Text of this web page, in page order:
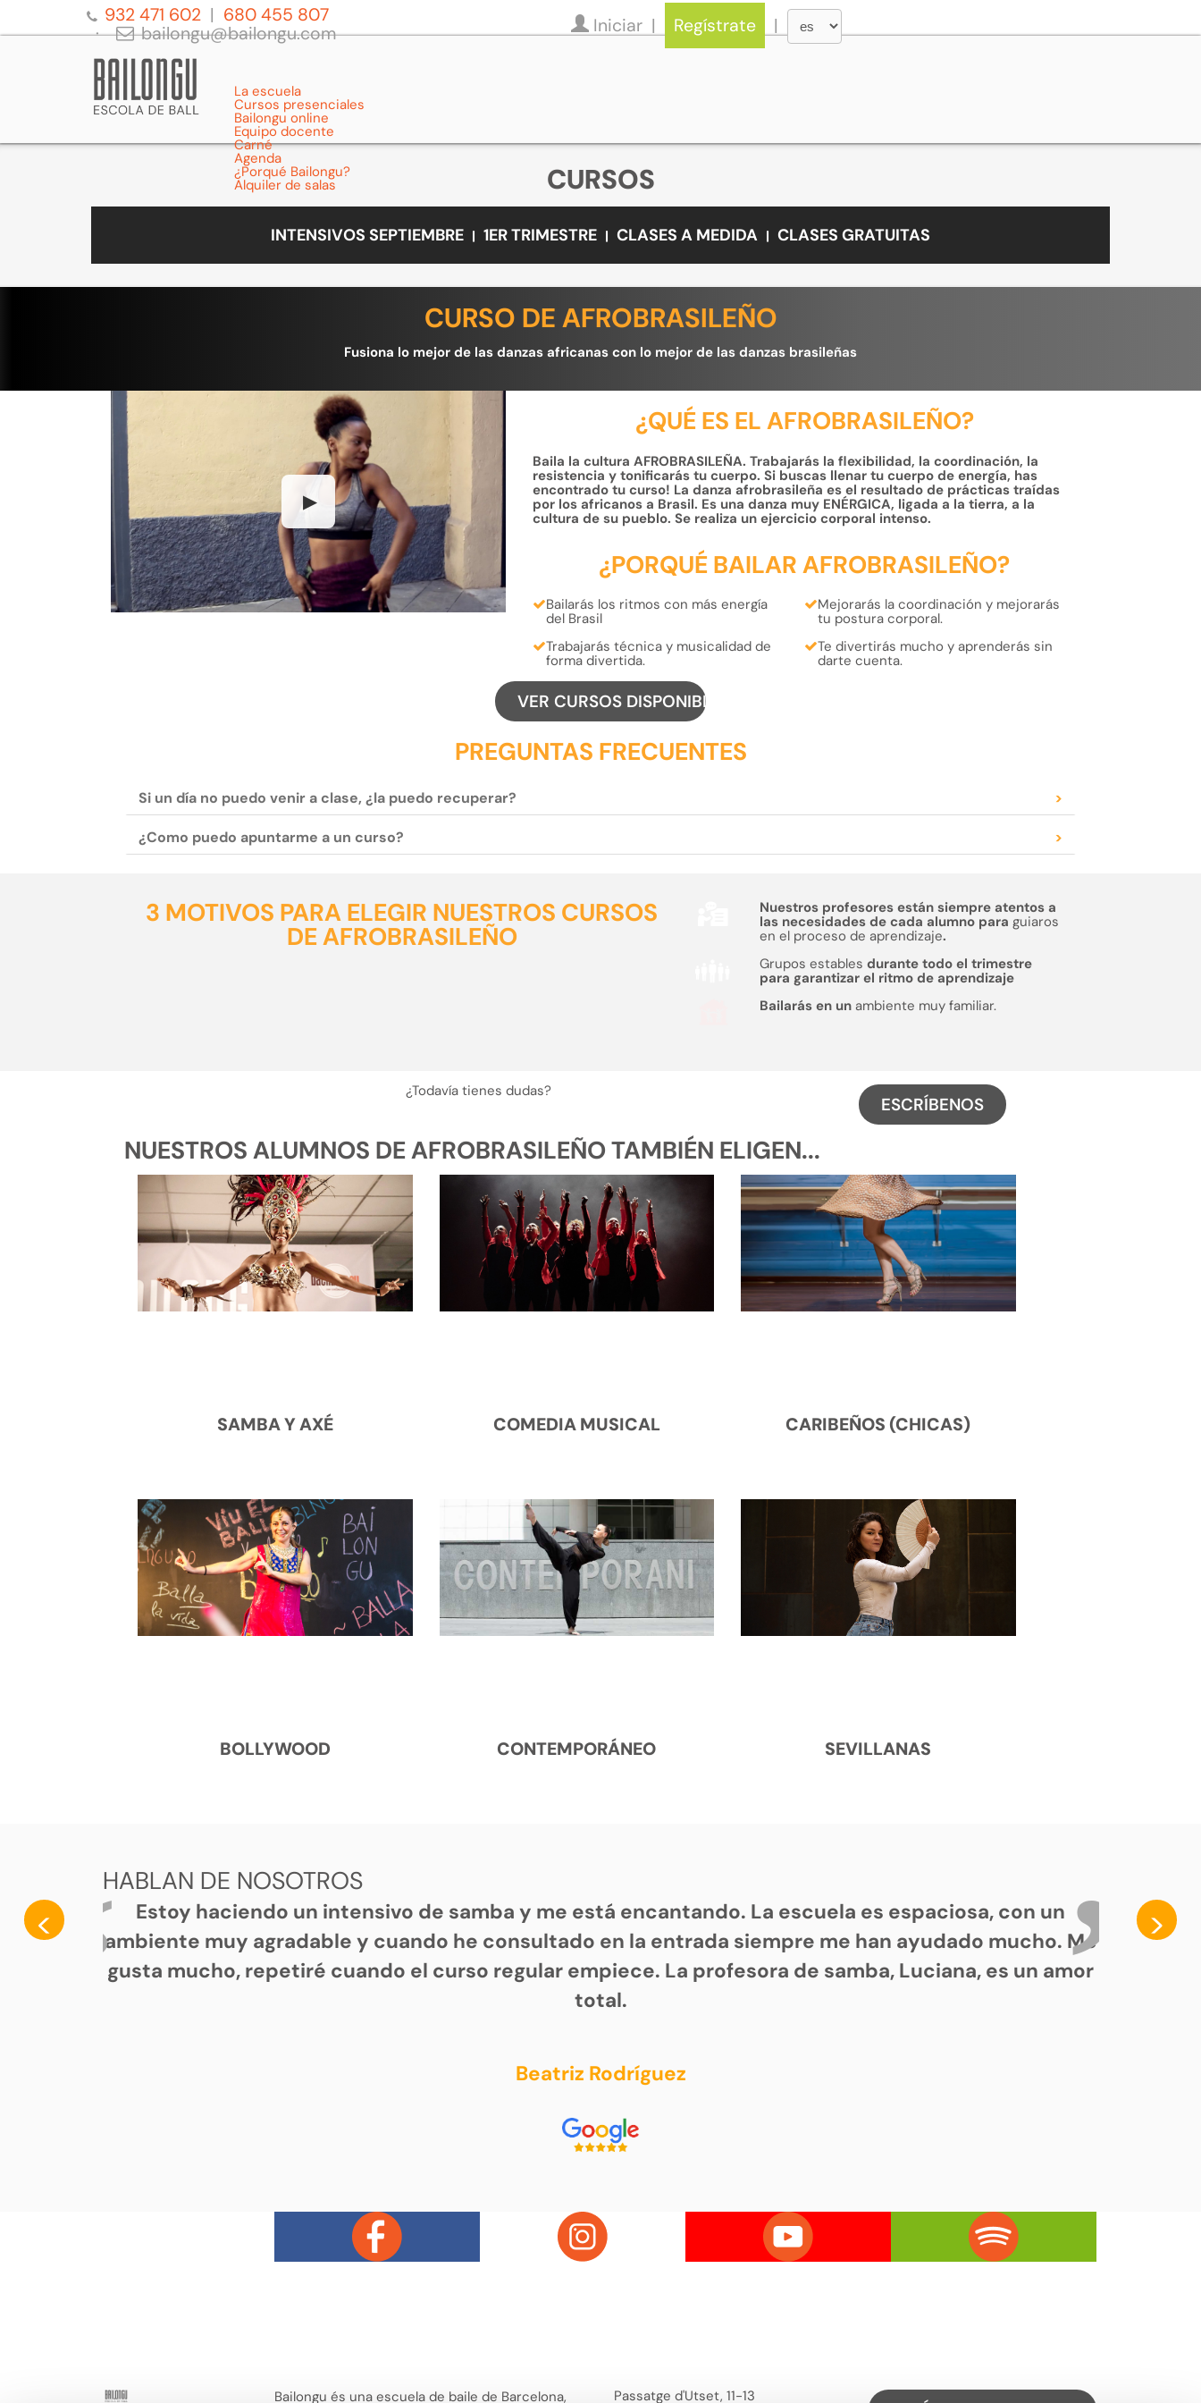
932 471 602
680 455 807
bailongu@bailongu.com
Iniciar Regístrate
La escuela
Cursos presenciales
Bailongu online
Equipo docente
Carné
Agenda
¿Porqué Bailongu?
Alquiler de salas CURSOS
INTENSIVOS SEPTIEMBRE 1ER TRIMESTRE CLASES A MEDIDA CLASES GRATUITAS
CURSO DE AFROBRASILEÑO
Fusiona lo mejor de las danzas africanas con lo mejor de las danzas brasileñas
▶
¿QUÉ ES EL AFROBRASILEÑO?
Baila la cultura AFROBRASILEÑA. Trabajarás la flexibilidad, la coordinación, la
resistencia y tonificarás tu cuerpo. Si buscas llenar tu cuerpo de energía, has
encontrado tu curso! La danza afrobrasileña es el resultado de prácticas traídas
por los africanos a Brasil. Es una danza muy ENÉRGICA, ligada a la tierra, a la
cultura de su pueblo. Se realiza un ejercicio corporal intenso.
¿PORQUÉ BAILAR AFROBRASILEÑO?
Bailarás los ritmos con más energía
delBrasil
Mejorarás la coordinacióny mejorarás
tu posturacorporal.
Trabajarás técnicay musicalidad de
forma divertida.
Te divertirás mucho y aprenderás sin
darte cuenta.
VER CURSOS DISPONIBLES
PREGUNTAS FRECUENTES
Si un día no puedo venir a clase, ¿la puedo recuperar? >
¿Como puedo apuntarme a un curso? >
3 MOTIVOS PARA ELEGIR NUESTROS CURSOS
DE AFROBRASILEÑO
Nuestros profesores están siempre atentos a
las necesidades de cada alumno para guiaros
en el proceso de aprendizaje.
Grupos estables durante todo el trimestre
para garantizar el ritmo de aprendizaje
Bailarás en unambiente muy familiar.
¿Todavía tienes dudas?
ESCRÍBENOS
NUESTROS ALUMNOS DE AFROBRASILEÑO TAMBIÉN ELIGEN...
SAMBA Y AXÉ COMEDIA MUSICAL CARIBEÑOS (CHICAS)
BOLLYWOOD CONTEMPORÁNEO SEVILLANAS
HABLAN DE NOSOTROS
<
Estoy haciendo un intensivo de samba y me está encantando. La escuela es espaciosa, con un
ambiente muy agradable y cuando he consultado en la entrada siempre me han ayudado mucho. Me
gusta mucho, repetiré cuando el curso regular empiece. La profesora de samba, Luciana, es un amor
total.
Beatriz Rodríguez
>
Bailongu és una escuela de baile de Barcelona,
Passatge d'Utset, 11-13